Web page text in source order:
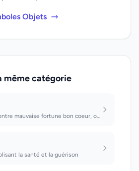
Objets
même catégorie
En faisant contre mauvaise fortune bon coeur, on pourra agir. Quand on défait un...
la santé et la guérison